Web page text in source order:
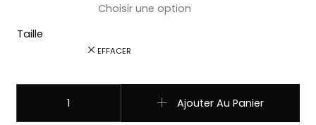
Taille
EFFACER
Ajouter Au Panier